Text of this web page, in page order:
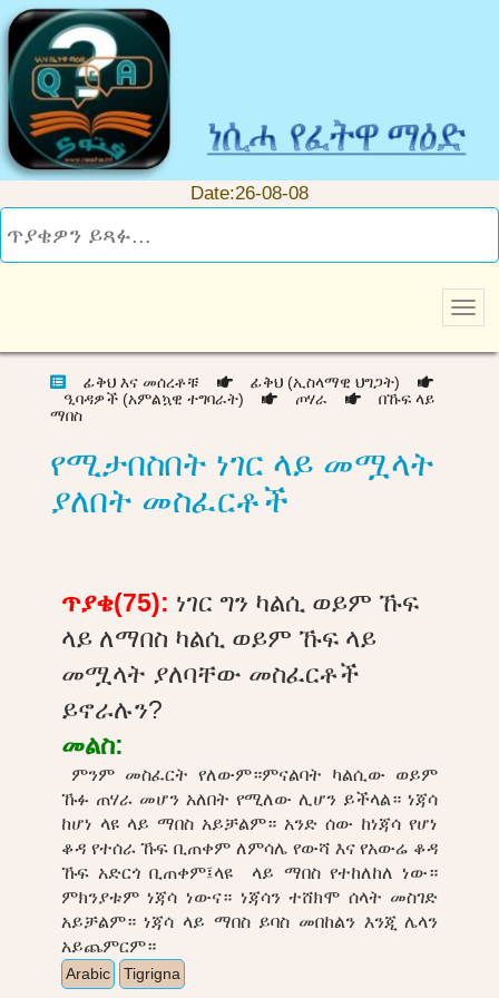
Date:26-08-08
ፊቅህ እና መሰረቶቹ
ፊቅህ (ኢስላማዊ ህግጋት)
ዒባዳዎች (አምልኳዊ ተግባራት)
ጦሃራ
በኹፍ ላይ
ማበስ
የሚታበስበት ነገር ላይ መሟላት
ያለበት መስፈርቶች
ጥያቄ(75): ነገር ግን ካልሲ ወይም ኹፍ
ላይ ለማበስ ካልሲ ወይም ኹፍ ላይ
መሟላት ያለባቸው መስፈርቶች
ይኖራሉን?
መልስ:
ምንም መስፈርት የለውም።ምናልባት ካልሲው ወይም
ኹፉ ጠሃራ መሆን አለበት የሚለው ሊሆን ይችላል። ነጃሳ
ከሆነ ላዩ ላይ ማበስ አይቻልም። አንድ ሰው ከነጃሳ የሆነ
ቆዳ የተሰራ ኹፍ ቢጠቀም ለምሳሌ የውሻ እና የአውሬ ቆዳ
ኹፍ አድርጎ ቢጠቀም፤ላዩ ላይ ማበስ የተከለከለ ነው።
ምክንያቱም ነጃሳ ነውና። ነጃሳን ተሸክሞ ሰላት መስገድ
አይቻልም። ነጃሳ ላይ ማበስ ይባስ መበከልን እንጂ ሌላን
አይጨምርም።
Arabic Tigrigna